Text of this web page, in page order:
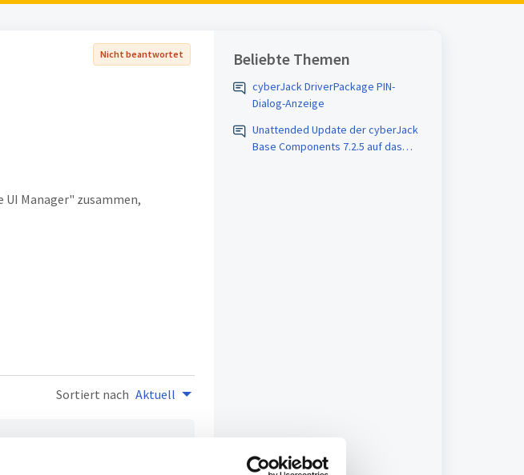
Nicht beantwortet
Manager" zusammen,
Sortiert nach Aktuell
Informationen, um
Beliebte Themen
cyberJack DriverPackage PIN-
Dialog-Anzeige
Unattended Update der cyberJack
Base Components 7.2.5 auf das